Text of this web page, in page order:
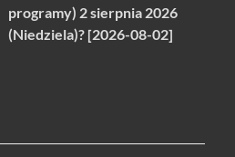
programy) 2 sierpnia 2026
(Niedziela)? [2026-08-02]